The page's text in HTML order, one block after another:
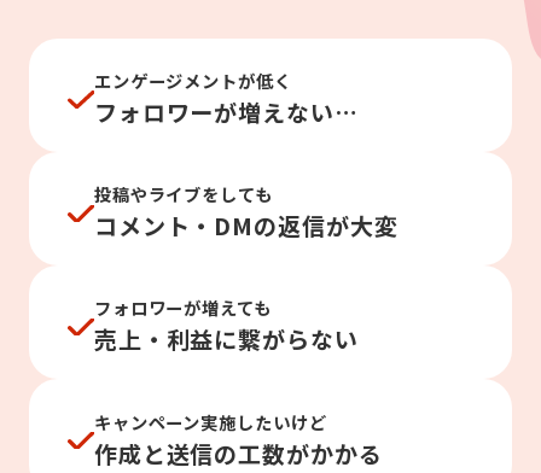
エンゲージメントが低く
フォロワーが増えない…
投稿やライブをしても
コメント・DMの返信が大変
フォロワーが増えても
売上・利益に繋がらない
キャンペーン実施したいけど
作成と送信の工数がかかる